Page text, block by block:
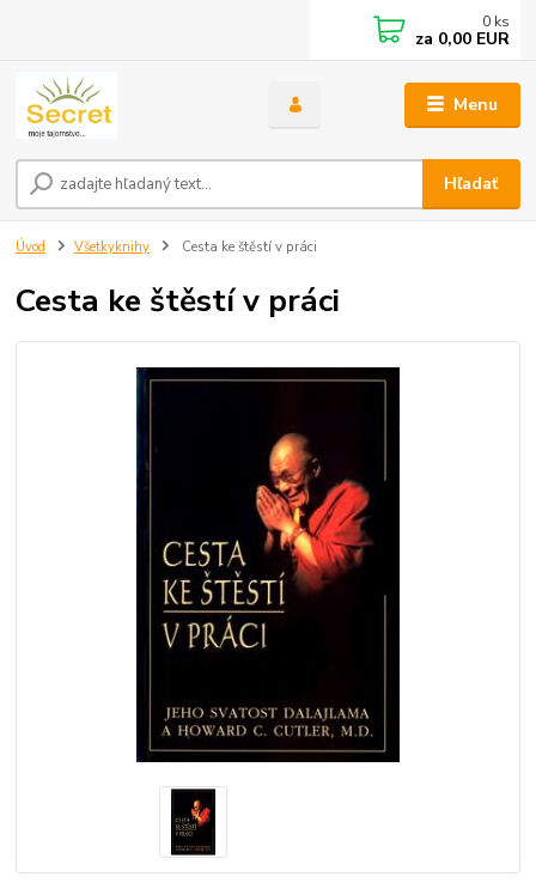
Menu
Hľadať
0 ks
za 0,00 EUR
Úvod Všetkyknihy Cesta ke štěstí v práci
Cesta ke štěstí v práci